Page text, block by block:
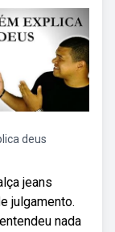
deus
jeans
julgamento.
nada